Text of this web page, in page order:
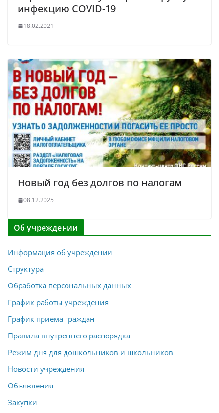
инфекцию COVID-19
18.02.2021
Новый год без долгов по налогам
08.12.2025
Об учреждении
Информация об учреждении
Структура
Обработка персональных данных
График работы учреждения
График приема граждан
Правила внутреннего распорядка
Режим дня для дошкольников и школьников
Новости учреждения
Объявления
Закупки